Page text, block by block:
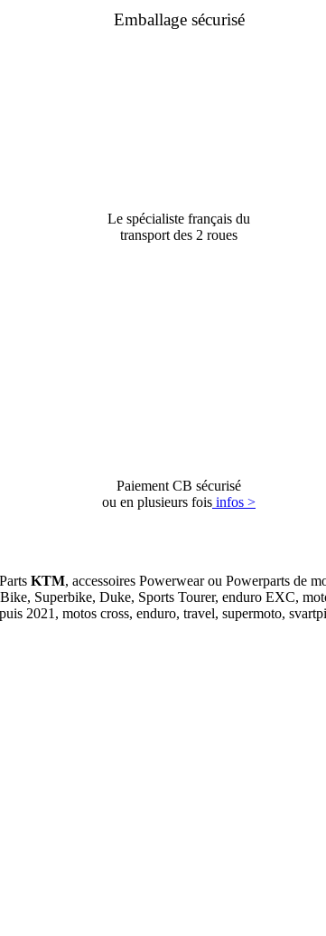
Emballage sécurisé
Le spécialiste français du
transport des 2 roues
Paiement CB sécurisé
ou en plusieurs fois infos >
KTM, accessoires Powerwear ou Powerparts
Superbike, Duke, Sports Tourer, enduro EXC,
2021, motos cross, enduro, travel, supermoto,